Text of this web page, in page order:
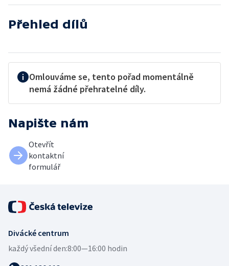
Přehled dílů
Omlouváme se, tento pořad momentálně
nemá žádné přehratelné díly.
Napište nám
Otevřít
kontaktní
formulář
Divácké centrum
každý všední den:8:00—16:00 hodin